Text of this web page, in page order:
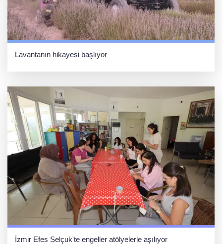
Lavantanın hikayesi başlıyor
İzmir Efes Selçuk'te engeller atölyelerle aşılıyor